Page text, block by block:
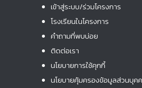
เข้าสู่ระบบ/ร่วมโครงการ
โรงเรียนในโครงการ
คําถามที่พบบ่อย
ติดต่อเรา
นโยบายการใช้คุกกี้
นโยบายคุ้มครองข้อมูลส่วนบุค